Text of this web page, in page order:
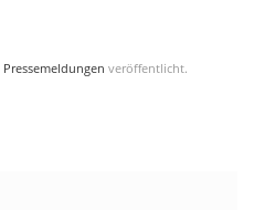
Pressemeldungen veröffentlicht.